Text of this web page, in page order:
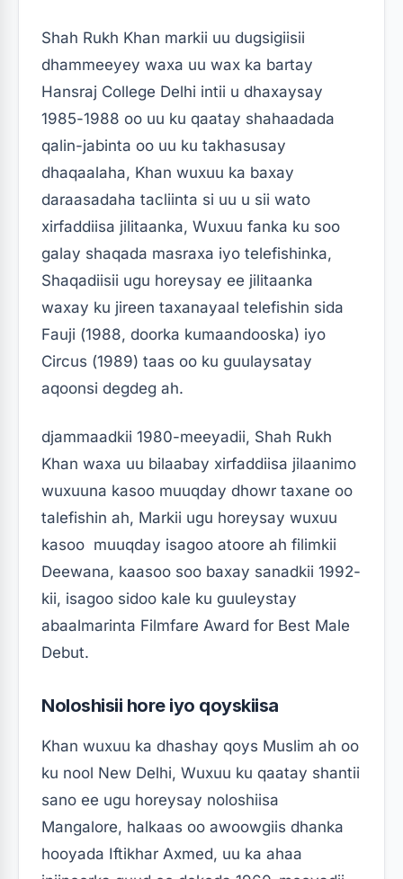
Shah Rukh Khan markii uu dugsigiisii ​​
dhammeeyey waxa uu wax ka bartay
Hansraj College Delhi intii u dhaxaysay
1985-1988 oo uu ku qaatay shahaadada
qalin-jabinta oo uu ku takhasusay
dhaqaalaha, Khan wuxuu ka baxay
daraasadaha tacliinta si uu u sii wato
xirfaddiisa jilitaanka, Wuxuu fanka ku soo
galay shaqada masraxa iyo telefishinka,
Shaqadiisii ​​ugu horeysay ee jilitaanka
waxay ku jireen taxanayaal telefishin sida
Fauji (1988, doorka kumaandooska) iyo
Circus (1989) taas oo ku guulaysatay
aqoonsi degdeg ah.
djammaadkii 1980-meeyadii, Shah Rukh
Khan waxa uu bilaabay xirfaddiisa jilaanimo
wuxuuna kasoo muuqday dhowr taxane oo
talefishin ah, Markii ugu horeysay wuxuu
kasoo muuqday isagoo atoore ah filimkii
Deewana, kaasoo soo baxay sanadkii 1992-
kii, isagoo sidoo kale ku guuleystay
abaalmarinta Filmfare Award for Best Male
Debut.
Noloshisii hore iyo qoyskiisa
Khan wuxuu ka dhashay qoys Muslim ah oo
ku nool New Delhi, Wuxuu ku qaatay shantii
sano ee ugu horeysay noloshiisa
Mangalore, halkaas oo awoowgiis dhanka
hooyada Iftikhar Axmed, uu ka ahaa